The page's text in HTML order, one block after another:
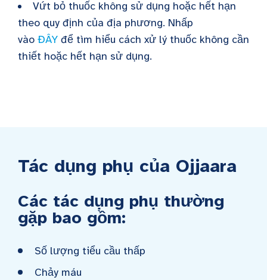
Vứt bỏ thuốc không sử dụng hoặc hết hạn
theo quy định của địa phương. Nhấp
vào ĐÂY để tìm hiểu cách xử lý thuốc không cần
thiết hoặc hết hạn sử dụng.
Tác dụng phụ của Ojjaara
Các tác dụng phụ thường
gặp bao gồm:
Số lượng tiểu cầu thấp
Chảy máu